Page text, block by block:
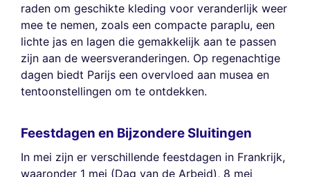
raden om geschikte kleding voor veranderlijk weer
mee te nemen, zoals een compacte paraplu, een
lichte jas en lagen die gemakkelijk aan te passen
zijn aan de weersveranderingen. Op regenachtige
dagen biedt Parijs een overvloed aan musea en
tentoonstellingen om te ontdekken.
Feestdagen en Bijzondere Sluitingen
In mei zijn er verschillende feestdagen in Frankrijk,
waaronder 1 mei (Dag van de Arbeid), 8 mei